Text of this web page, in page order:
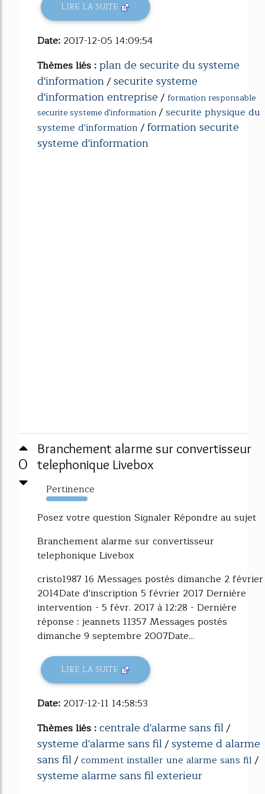
LIRE LA SUITE
Date: 2017-12-05 14:09:54
Thèmes liés :plan de securite du systeme
d'information/securite systeme
d'information entreprise/ formation responsable
securite systeme d'information/securite physique du
systeme d'information/formation securite
systeme d'information
0
Branchement alarme sur convertisseur
telephonique Livebox
Pertinence
506%
Posez votre question Signaler Répondre au sujet
Branchement alarme sur convertisseur
telephonique Livebox
cristo1987 16 Messages postés dimanche 2 février
2014Date d'inscription 5 février 2017 Dernière
intervention - 5 févr. 2017 à 12:28 - Dernière
réponse : jeannets 11357 Messages postés
dimanche 9 septembre 2007Date...
LIRE LA SUITE
Date: 2017-12-11 14:58:53
Thèmes liés :centrale d'alarme sans fil/
systeme d'alarme sans fil/systeme d alarme
sans fil/comment installer une alarme sans fil/
systeme alarme sans fil exterieur